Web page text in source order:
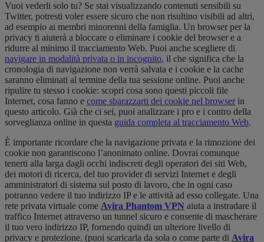
Vuoi vederli solo tu? Se stai visualizzando contenuti sensibili su
Twitter, potresti voler essere sicuro che non risultino visibili ad altri,
ad esempio ai membri minorenni della famiglia. Un browser per la
privacy ti aiuterà a bloccare o eliminare i cookie del browser e a
ridurre al minimo il tracciamento Web. Puoi anche scegliere di
navigare in modalità privata o in incognito, il che significa che la
cronologia di navigazione non verrà salvata e i cookie e la cache
saranno eliminati al termine della tua sessione online. Puoi anche
ripulire tu stesso i cookie: scopri cosa sono questi piccoli file
Internet, cosa fanno e come sbarazzarti dei cookie nel browser in
questo articolo. Già che ci sei, puoi analizzare i pro e i contro della
sorveglianza online in questa guida completa al tracciamento Web.
È importante ricordare che la navigazione privata e la rimozione dei
cookie non garantiscono l’anonimato online. Dovrai comunque
tenerti alla larga dagli occhi indiscreti degli operatori dei siti Web,
dei motori di ricerca, del tuo provider di servizi Internet e degli
amministratori di sistema sul posto di lavoro, che in ogni caso
potranno vedere il tuo indirizzo IP e le attività ad esso collegate. Una
rete privata virtuale come Avira Phantom VPN aiuta a instradare il
traffico Internet attraverso un tunnel sicuro e consente di mascherare
il tuo vero indirizzo IP, fornendo quindi un ulteriore livello di
privacy e protezione. (puoi scaricarla da sola o come parte di Avira